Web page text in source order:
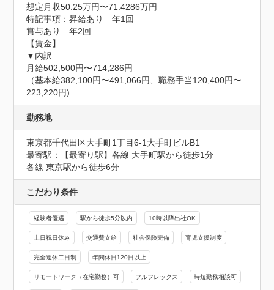
想定月収50.25万円〜71.4286万円
特記事項：昇給あり　年1回
賞与あり　年2回
【賃金】
▼内訳
月給502,500円〜714,286円
（基本給382,100円〜491,066円、職務手当120,400円〜
223,220円)
勤務地
東京都千代田区大手町1丁目6-1大手町ビルB1
最寄駅：【最寄り駅】各線 大手町駅から徒歩1分
各線 東京駅から徒歩6分
こだわり条件
経験者優遇 駅から徒歩5分以内 10時以降出社OK
土日祝日休み 交通費支給 社会保険完備 育児支援制度
完全週休二日制 年間休日120日以上
リモートワーク（在宅勤務）可 フルフレックス 時短勤務相談可